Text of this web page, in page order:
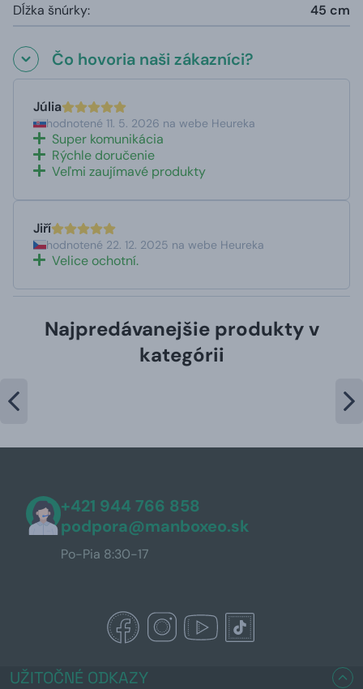
Dĺžka šnúrky:
45 cm
Čo hovoria naši zákazníci?
Júlia
hodnotené 11. 5. 2026 na webe Heureka
Super komunikácia
Rýchle doručenie
Veľmi zaujímavé produkty
Jiří
hodnotené 22. 12. 2025 na webe Heureka
Velice ochotní.
Najpredávanejšie produkty v
kategórii
+421 944 766 858
podpora@manboxeo.sk
Po-Pia 8:30-17
UŽITOČNÉ ODKAZY